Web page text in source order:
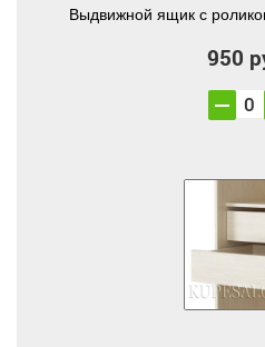
Выдвижной ящик с
950